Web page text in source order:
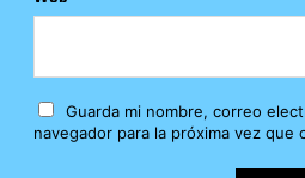
Guarda mi nombre, correo
navegador para la próxima vez que